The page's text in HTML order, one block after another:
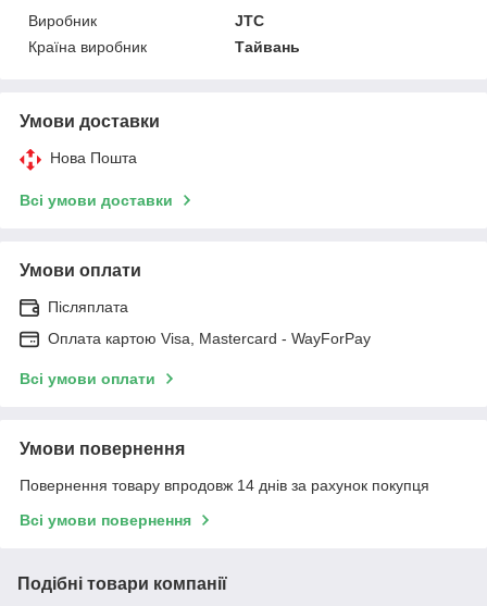
Виробник
JTC
Країна виробник
Тайвань
Умови доставки
Нова Пошта
Всі умови доставки
Умови оплати
Післяплата
Оплата картою Visa, Mastercard - WayForPay
Всі умови оплати
Умови повернення
Повернення товару впродовж 14 днів за рахунок покупця
Всі умови повернення
Подібні товари компанії